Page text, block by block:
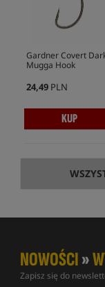
Gardner Covert
Mugga Hook
24,49 PLN
KUP
NOWOŚCI»
Zapisz się do